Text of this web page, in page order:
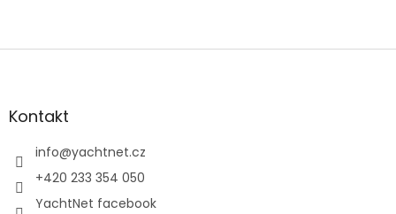
Z
aKontakt
info@yachtnet.cz
+420 233 354 050
YachtNet facebook